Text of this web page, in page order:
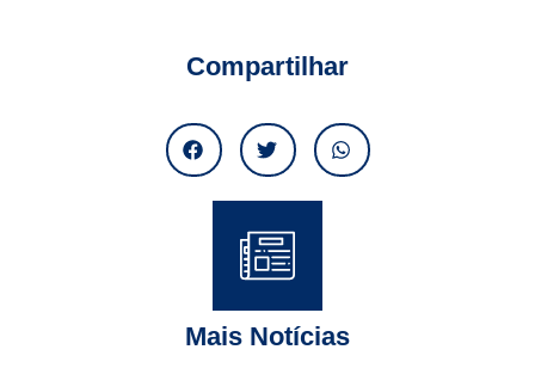
Compartilhar
Mais Notícias